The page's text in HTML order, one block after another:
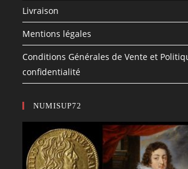
Livraison
Mentions légales
Conditions Générales de Vente et
confidentialité
NUMISUP72